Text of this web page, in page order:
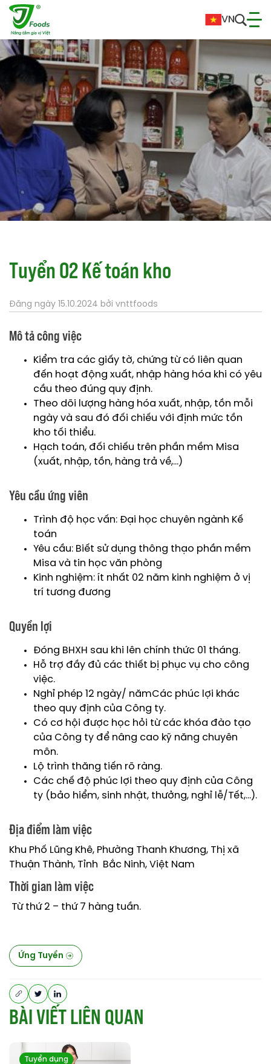
VN
Tuyển02Kếtoánkho
Đăng ngày 15.10.2024 bởi vnttfoods
Mô tả công việc
Kiểm tra các giấy tờ, chứng từ có liên quan
đến hoạt động xuất, nhập hàng hóa khi có yêu
cầu theo đúng quy định.
Theo dõi lượng hàng hóa xuất, nhập, tồn mỗi
ngày và sau đó đối chiếu với định mức tồn
kho tối thiểu.
Hạch toán, đối chiếu trên phần mềm Misa
(xuất, nhập, tồn, hàng trả về,…)
Yêu cầu ứng viên
Trình độ học vấn: Đại học chuyên ngành Kế
toán
Yêu cầu: Biết sử dụng thông thạo phần mềm
Misa và tin học văn phòng
Kinh nghiệm: ít nhất 02 năm kinh nghiệm ở vị
trí tương đương
Quyền lợi
Đóng BHXH sau khi lên chính thức 01 tháng.
Hỗ trợ đầy đủ các thiết bị phục vụ cho công
việc.
Nghỉ phép 12 ngày/ nămCác phúc lợi khác
theo quy định của Công ty.
Có cơ hội được học hỏi từ các khóa đào tạo
của Công ty để nâng cao kỹ năng chuyên
môn.
Lộ trình thăng tiến rõ ràng.
Các chế độ phúc lợi theo quy định của Công
ty (bảo hiểm, sinh nhật, thưởng, nghỉ lễ/Tết,…).
Địa điểm làm việc
Khu Phố Lũng Khê, Phường Thanh Khương, Thị xã
Thuận Thành, Tỉnh Bắc Ninh, Việt Nam
Thời gian làm việc
Từ thứ 2 – thứ 7 hàng tuần.
Ứng Tuyển
BÀIVIẾTLIÊNQUAN
Tuyển dụng